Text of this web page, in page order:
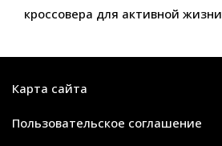
кроссовера для активной жизни
Карта сайта
Пользовательское соглашение